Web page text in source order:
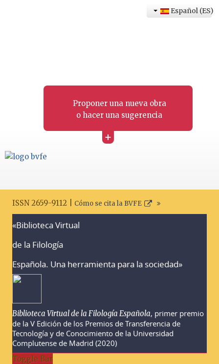
Proponer una nueva obra
o hacer una sugerencia
+
Español (ES)
ISSN 2659-9112 | Cómo se cita la BVFE
«Biblioteca Virtual
de la Filología
Española. Una herramienta para la sociedad»
Biblioteca Virtual de la Filología Española, primer premio
de la V Edición de los Premios de Transferencia de
Tecnología y de Conocimiento de la Universidad
Complutense de Madrid (2020)
Toggle Bar